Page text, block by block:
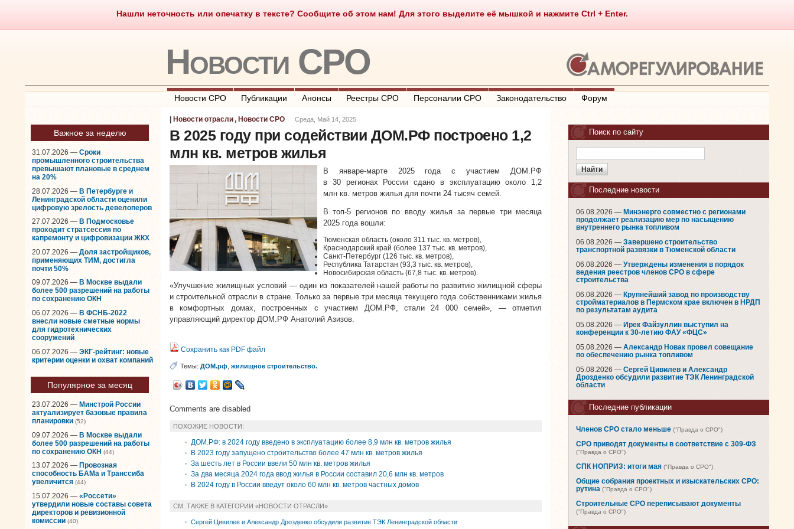
Нашли неточность или опечатку в тексте? Сообщите об этом нам! Для этого выделите её мышкой и нажмите Ctrl + Enter.
Саморегулирование Что такое СРО О портале Контакты Полезные ссылки
Новости СРО
Новости СРО Публикации Анонсы Реестры СРО Персоналии СРО Законодательство Форум
Важное за неделю
31.07.2026 — Сроки
промышленного строительства
превышают плановые в среднем
на 20%
28.07.2026 — В Петербурге и
Ленинградской области оценили
цифровую зрелость девелоперов
27.07.2026 — В Подмосковье
проходит стратсессия по
капремонту и цифровизации ЖКХ
20.07.2026 — Доля застройщиков,
применяющих ТИМ, достигла
почти 50%
09.07.2026 — В Москве выдали
более 500 разрешений на работы
по сохранению ОКН
06.07.2026 — В ФСНБ-2022
внесли новые сметные нормы
для гидротехнических
сооружений
06.07.2026 — ЭКГ-рейтинг: новые
критерии оценки и охват компаний
Популярное за месяц
23.07.2026 — Минстрой России
актуализирует базовые правила
планировки (52)
09.07.2026 — В Москве выдали
более 500 разрешений на работы
по сохранению ОКН (44)
13.07.2026 — Провозная
способность БАМа и Транссиба
увеличится (44)
15.07.2026 — «Россети»
утвердили новые составы совета
директоров и ревизионной
комиссии (40)
Новости отрасли, Новости СРО Среда, Май 14, 2025
В 2025 году при содействии ДОМ.РФ построено 1,2
млн кв. метров жилья
В январе-марте 2025 года с участием ДОМ.РФ
в 30 регионах России сдано в эксплуатацию около 1,2
млн кв. метров жилья для почти 24 тысяч семей.
В топ-5 регионов по вводу жилья за первые три месяца
2025 года вошли:
Тюменская область (около 311 тыс. кв. метров),
Краснодарский край (более 137 тыс. кв. метров),
Санкт-Петербург (126 тыс. кв. метров),
Республика Татарстан (93,3 тыс. кв. метров),
Новосибирская область (67,8 тыс. кв. метров).
«Улучшение жилищных условий — один из показателей нашей работы по развитию жилищной сферы
и строительной отрасли в стране. Только за первые три месяца текущего года собственниками жилья
в комфортных домах, построенных с участием ДОМ.РФ, стали 24 000 семей», — отметил
управляющий директор ДОМ.РФ Анатолий Азизов.
Сохранить как PDF файл
Темы: ДОМ.рф жилищное строительство.
Comments are disabled
ПОХОЖИЕ НОВОСТИ:
ДОМ.РФ: в 2024 году введено в эксплуатацию более 8,9 млн кв. метров жилья
В 2023 году запущено строительство более 47 млн кв. метров жилья
За шесть лет в России ввели 50 млн кв. метров жилья
За два месяца 2024 года ввод жилья в России составил 20,6 млн кв. метров
В 2024 году в России введут около 60 млн кв. метров частных домов
СМ. ТАКЖЕ В КАТЕГОРИИ «НОВОСТИ ОТРАСЛИ»
Сергей Цивилев и Александр Дрозденко обсудили развитие ТЭК Ленинградской области
Поиск по сайту
Последние новости
06.08.2026 — Минэнерго совместно с регионами
продолжает реализацию мер по насыщению
внутреннего рынка топливом
06.08.2026 — Завершено строительство
транспортной развязки в Тюменской области
06.08.2026 — Утверждены изменения в порядок
ведения реестров членов СРО в сфере
строительства
06.08.2026 — Крупнейший завод по производству
стройматериалов в Пермском крае включен в НРДП
по результатам аудита
05.08.2026 — Ирек Файзуллин выступил на
конференции к 30-летию ФАУ «ФЦС»
05.08.2026 — Александр Новак провел совещание
по обеспечению рынка топливом
05.08.2026 — Сергей Цивилев и Александр
Дрозденко обсудили развитие ТЭК Ленинградской
области
Последние публикации
Членов СРО стало меньше ("Правда о СРО")
СРО приводят документы в соответствие с 309-ФЗ
("Правда о СРО")
СПК НОПРИЗ: итоги мая ("Правда о СРО")
Общие собрания проектных и изыскательских СРО:
рутина ("Правда о СРО")
Строительные СРО переписывают документы
("Правда о СРО")